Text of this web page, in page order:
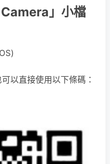
」小檔
以直接使用以下條碼：